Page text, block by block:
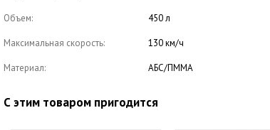
Объем: 450 л
Максимальная скорость: 130 км/ч
Материал: АБС/ПММА
С этим товаром пригодится